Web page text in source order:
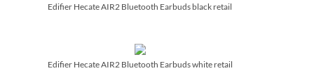
Edifier Hecate AIR2 Bluetooth Earbuds black retail
Edifier Hecate AIR2 Bluetooth Earbuds white retail